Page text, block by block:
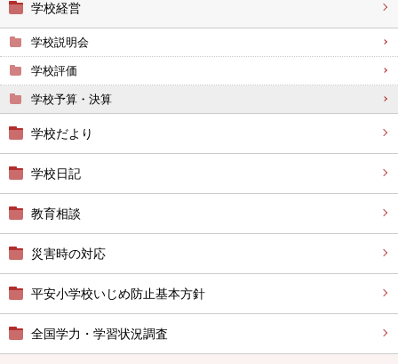
学校経営
学校説明会
学校評価
学校予算・決算
学校だより
学校日記
教育相談
災害時の対応
平安小学校いじめ防止基本方針
全国学力・学習状況調査